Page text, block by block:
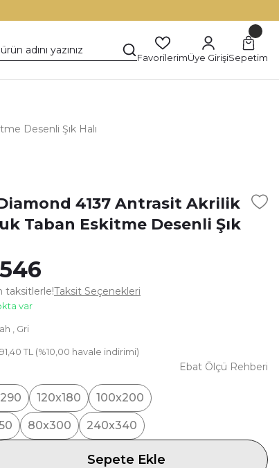
FavorilerimÜye GirişiSepetim
Desenli Şık Halı
4137 Antrasit Akrilik
Taban Eskitme Desenli Şık
taksitlerle!Taksit Seçenekleri
var
Gri
TL (%10,00 havale indirimi)
120x180 100x200
80x300 240x340
Ebat Ölçü Rehberi
Sepete Ekle